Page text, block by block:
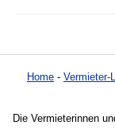
Home - Vermieter-
Die Vermieterinnen